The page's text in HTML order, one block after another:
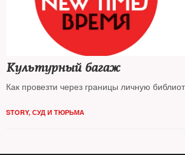
Культурный багаж
Как провезти через границы личную
STORY, СУД И ТЮРЬМА